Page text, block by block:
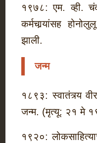
१९७८: एम. व्ही.
कर्मचार्‍यांसह
झाली.
जन्म
१८९३: स्वातंत्र्य
जन्म. (मृत्यू: २१ मे
१९२०: